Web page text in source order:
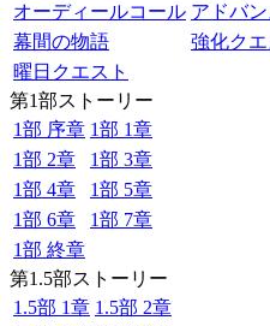
オーディールコール アドバ
幕間の物語
強化クエ
曜日クエスト
第1部ストーリー
1部 序章 1部 1章
1部 2章
1部 3章
1部 4章
1部 5章
1部 6章
1部 7章
1部 終章
第1.5部ストーリー
1.5部 1章 1.5部 2章